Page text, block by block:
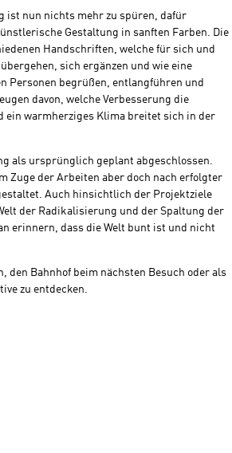
ist nun nichts mehr zu spüren, dafür
Gestaltung in sanften Farben. Die
Handschriften, welche für sich und
sich ergänzen und wie eine
Personen begrüßen, entlangführen und
davon, welche Verbesserung die
warmherziges Klima breitet sich in der
als ursprünglich geplant abgeschlossen.
Zuge der Arbeiten aber doch nach erfolgter
Auch hinsichtlich der Projektziele
der Radikalisierung und der Spaltung der
erinnern, dass die Welt bunt ist und nicht
den Bahnhof beim nächsten Besuch oder als
zu entdecken.